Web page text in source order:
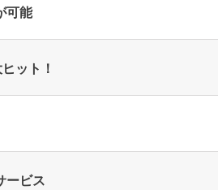
可能
ット！
ービス